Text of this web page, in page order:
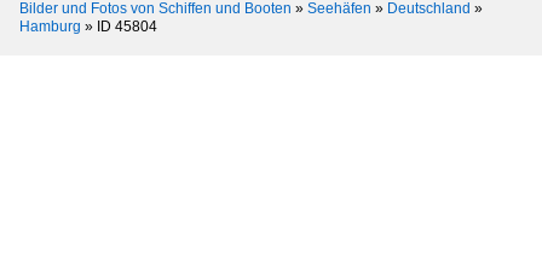
Bilder und Fotos von Schiffen und Booten » Seehäfen » Deutschland »
Hamburg » ID 45804